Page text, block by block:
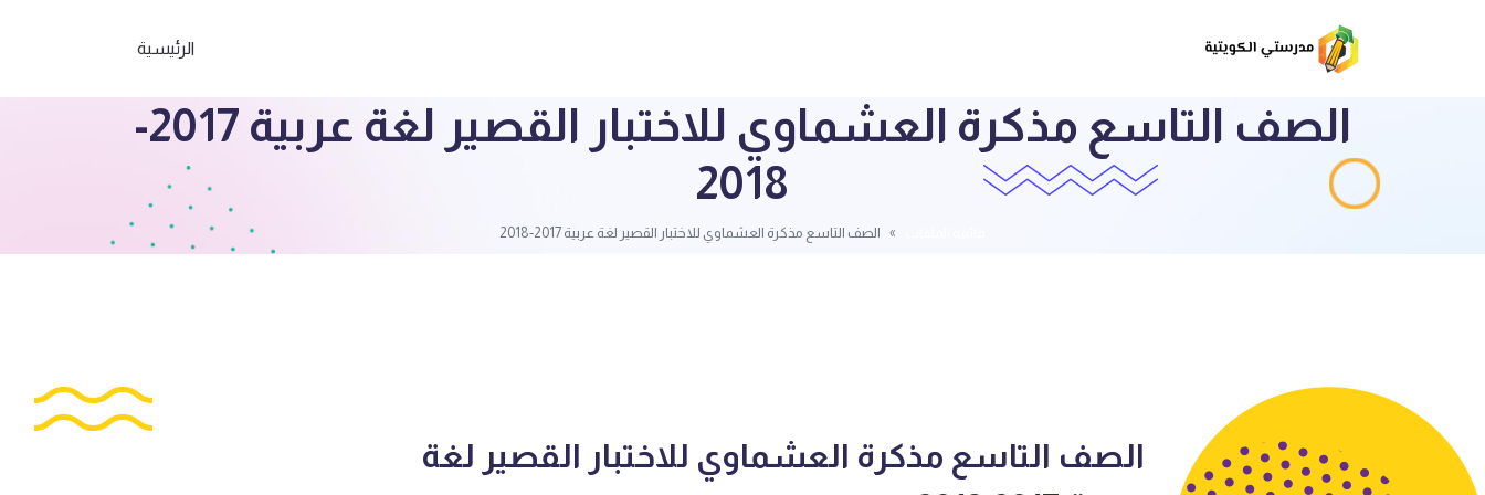
الرئيسية
الصف التاسع مذكرة العشماوي للاختبار القصير لغة عربية 2017-
2018
الصف التاسع مذكرة العشماوي للاختبار القصير لغة عربية 2017-2018
الصف التاسع مذكرة العشماوي للاختبار القصير لغة